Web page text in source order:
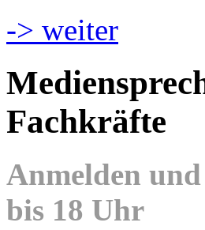
-> weiter
Fachkräfte
Anmelden
bis 18 Uhr